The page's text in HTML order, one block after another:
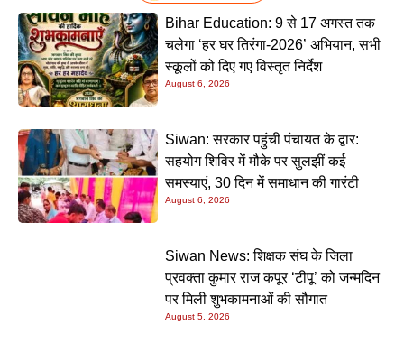
Bihar Education: 9 से 17 अगस्त तक
चलेगा ‘हर घर तिरंगा-2026’ अभियान, सभी
स्कूलों को दिए गए विस्तृत निर्देश
August 6, 2026
Siwan: सरकार पहुंची पंचायत के द्वार:
सहयोग शिविर में मौके पर सुलझीं कई
समस्याएं, 30 दिन में समाधान की गारंटी
August 6, 2026
Siwan News: शिक्षक संघ के जिला
प्रवक्ता कुमार राज कपूर ‘टीपू’ को जन्मदिन
पर मिली शुभकामनाओं की सौगात
August 5, 2026